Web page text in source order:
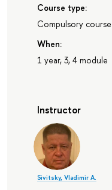
Course type:
Compulsory course
When:
1 year, 3, 4 module
Instructor
Sivitsky, Vladimir A.